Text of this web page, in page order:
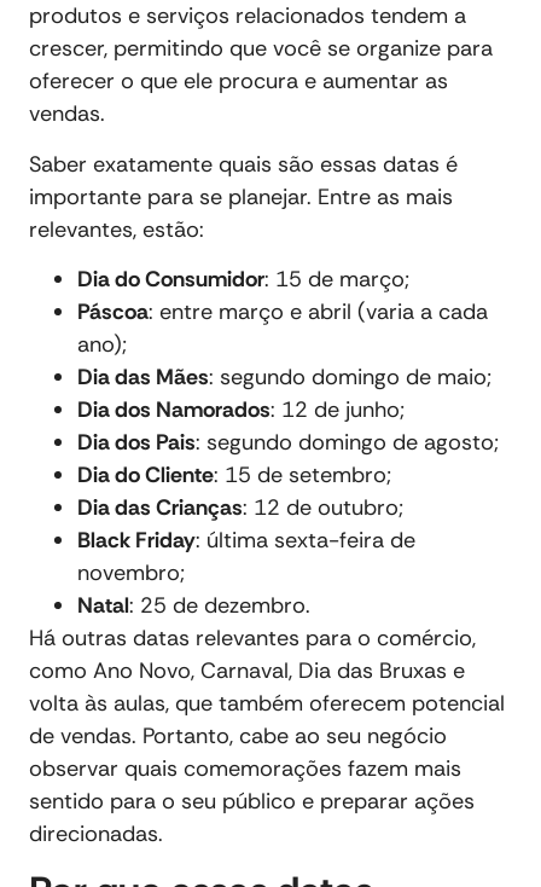
produtos e serviços relacionados tendem a
crescer, permitindo que você se organize para
oferecer o que ele procura e aumentar as
vendas.
Saber exatamente quais são essas datas é
importante para se planejar. Entre as mais
relevantes, estão:
Dia do Consumidor: 15 de março;
Páscoa: entre março e abril (varia a cada
ano);
Dia das Mães: segundo domingo de maio;
Dia dos Namorados: 12 de junho;
Dia dos Pais: segundo domingo de agosto;
Dia do Cliente: 15 de setembro;
Dia das Crianças: 12 de outubro;
Black Friday: última sexta-feira de
novembro;
Natal: 25 de dezembro.
Há outras datas relevantes para o comércio,
como Ano Novo, Carnaval, Dia das Bruxas e
volta às aulas, que também oferecem potencial
de vendas. Portanto, cabe ao seu negócio
observar quais comemorações fazem mais
sentido para o seu público e preparar ações
direcionadas.